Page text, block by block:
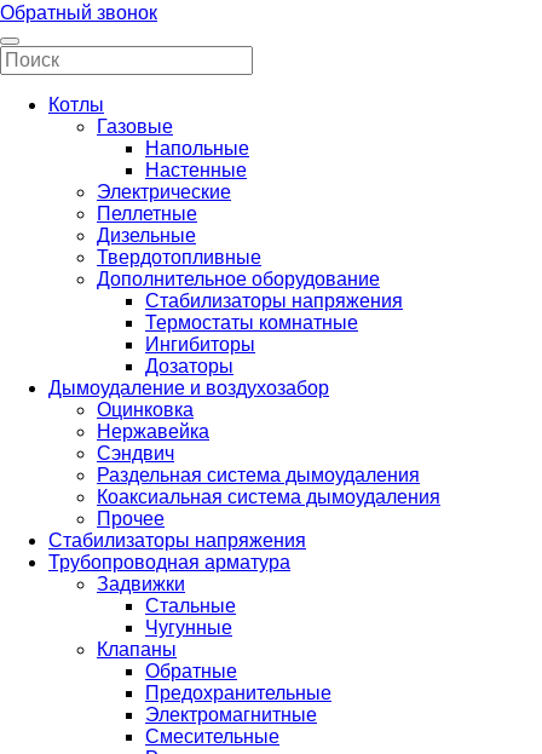
Обратный звонок
Котлы
Газовые
Напольные
Настенные
Электрические
Пеллетные
Дизельные
Твердотопливные
Дополнительное оборудование
Стабилизаторы напряжения
Термостаты комнатные
Ингибиторы
Дозаторы
Дымоудаление и воздухозабор
Оцинковка
Нержавейка
Сэндвич
Раздельная система дымоудаления
Коаксиальная система дымоудаления
Прочее
Стабилизаторы напряжения
Трубопроводная арматура
Задвижки
Стальные
Чугунные
Клапаны
Обратные
Предохранительные
Электромагнитные
Смесительные